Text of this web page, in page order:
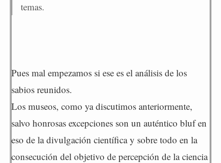
temas.
Pues mal empezamos si ese es el análisis de los
sabios reunidos.
Los museos, como ya discutimos anteriormente,
salvo honrosas excepciones son un auténtico bluf en
eso de la divulgación científica y sobre todo en la
consecución del objetivo de percepción de la ciencia